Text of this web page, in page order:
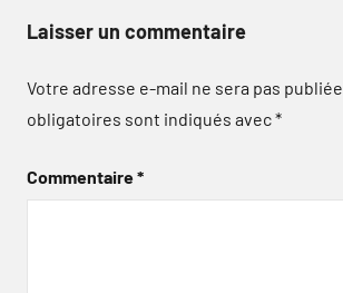
Laisser un commentaire
Votre adresse e-mail ne sera pas publiée.
obligatoires sont indiqués avec*
Commentaire*